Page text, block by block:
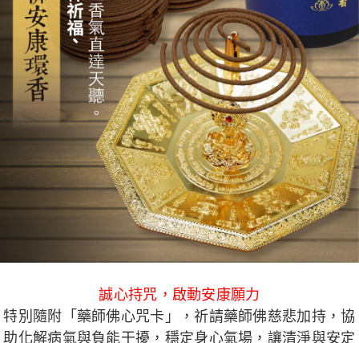
誠心持咒，啟動安康願力
特別隨附「藥師佛心咒卡」，祈請藥師佛慈悲加持，協
助化解病氣與負能干擾，穩定身心氣場，讓清淨與安定